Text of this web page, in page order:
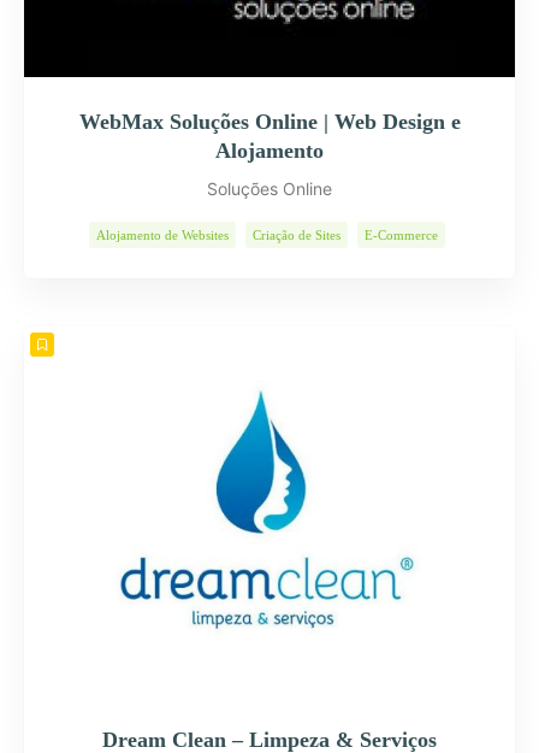
WebMax Soluções Online | Web Design e
Alojamento
Soluções Online
Alojamento de Websites Criação de Sites E-Commerce
Dream Clean – Limpeza & Serviços